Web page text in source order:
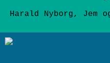
Harald Nyborg, Jem